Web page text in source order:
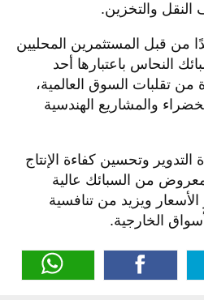
النقل والتخزين.
من قبل المستثمرين المحليين
النحاس باعتبارها أحد
من تقلبات السوق العالمية،
والمشاريع الهندسية
وتحسين كفاءة الإنتاج
من السبائك عالية
الأسعار ويزيد من تنافسية
الخارجية.